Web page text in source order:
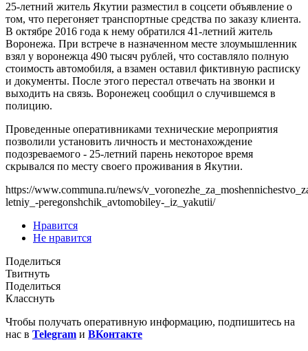
25-летний житель Якутии разместил в соцсети объявление о
том, что перегоняет транспортные средства по заказу клиента.
В октябре 2016 года к нему обратился 41-летний житель
Воронежа. При встрече в назначенном месте злоумышленник
взял у воронежца 490 тысяч рублей, что составляло полную
стоимость автомобиля, а взамен оставил фиктивную расписку
и документы. После этого перестал отвечать на звонки и
выходить на связь. Воронежец сообщил о случившемся в
полицию.
Проведенные оперативниками технические мероприятия
позволили установить личность и местонахождение
подозреваемого - 25-летний парень некоторое время
скрывался по месту своего проживания в Якутии.
https://www.communa.ru/news/
letniy_-peregonshchik_avtomobiley-_iz_yakutii/
Нравится
Не нравится
Поделиться
Твитнуть
Поделиться
Класснуть
Чтобы получать оперативную информацию, подпишитесь на
нас в Telegram и ВКонтакте